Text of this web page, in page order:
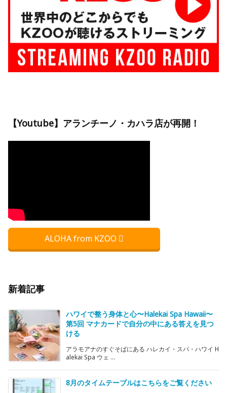
【Youtube】アランチーノ・カハラ店が再開！
ALOHA from KZOO
新着記事
ハワイで整う身体と心〜Halekai Spa Hawaii〜
第5回 マナカードで自分の中にある答えを見つ
ける
アラモアナのすぐそばにある ハレカイ・スパ・ハワイ H
alekai Spa ウェ ...
8月のタイムテーブルはこちらをご覧ください